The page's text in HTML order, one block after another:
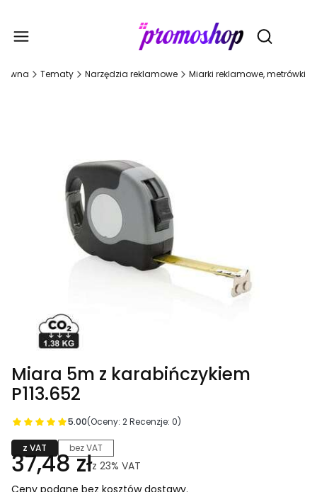
Otwórz
Tematy Narzędzia reklamowe Miarki reklamowe, metrówki
Miara 5m z karabińczykiem
P113.652
5.00(Oceny: 2 Recenzje: 0)
z VAT bez VAT
37,48 złz 23% VAT